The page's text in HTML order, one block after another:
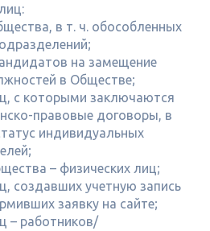
в т. ч. обособленных
на замещение
в Обществе;
с которыми заключаются
правовые договоры, в
индивидуальных
– физических лиц;
создавших учетную запись
заявку на сайте;
– работников/